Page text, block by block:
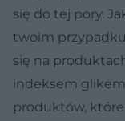
się do tej pory.
twoim przypadku
się na
indeksem
produktów,